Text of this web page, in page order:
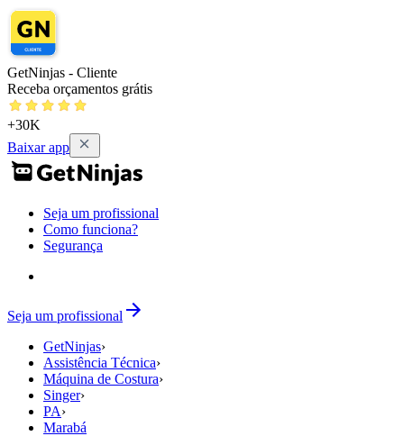
GetNinjas - Cliente
Receba orçamentos grátis
+30K
Baixar app
Seja um profissional
Como funciona?
Segurança
Seja um profissional
GetNinjas›
Assistência Técnica›
Máquina de Costura›
Singer›
PA›
Marabá